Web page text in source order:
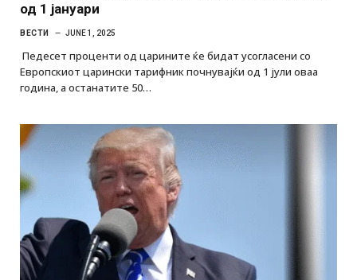
од 1 јануари
ВЕСТИ JUNE 1, 2025
Педесет проценти од царините ќе бидат усогласени со
Европскиот царински тарифник почнувајќи од 1 јули оваа
година, а останатите 50…